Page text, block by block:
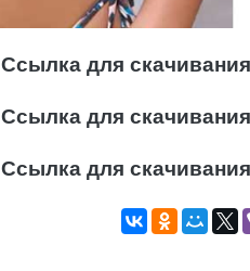
Ссылка для
Ссылка для
Ссылка для